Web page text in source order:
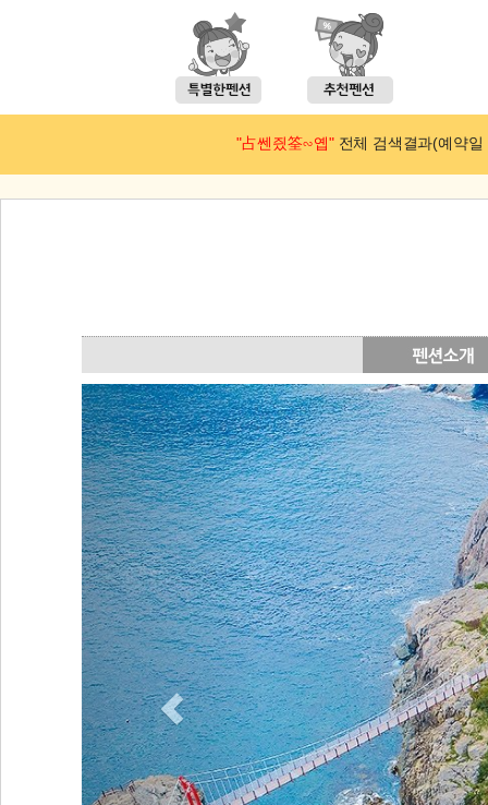
"占쎈즸筌∽옙"전체 검색결과(예약일